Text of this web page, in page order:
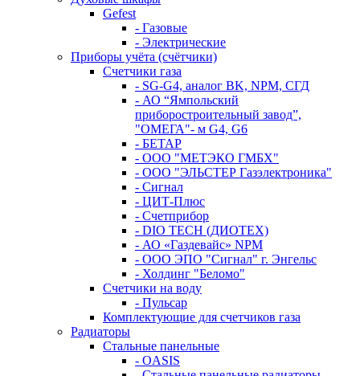
Gefest
- Газовые
- Электрические
Приборы учёта (счётчики)
Счетчики газа
- SG-G4, аналог BK, NPM, СГД
- АО “Ямпольский
приборостроительный завод”,
"ОМЕГА"- м G4, G6
- БЕТАР
- ООО "МЕТЭКО ГМБХ"
- ООО "ЭЛЬСТЕР Газэлектроника"
- Сигнал
- ЦИТ-Плюс
- Счетприбор
- DIO TECH (ДИОТЕХ)
- АО «Газдевайс» NPM
- ООО ЭПО "Сигнал" г. Энгельс
- Холдинг "Беломо"
Счетчики на воду
- Пульсар
Комплектующие для счетчиков газа
Радиаторы
Стальные панельные
- OASIS